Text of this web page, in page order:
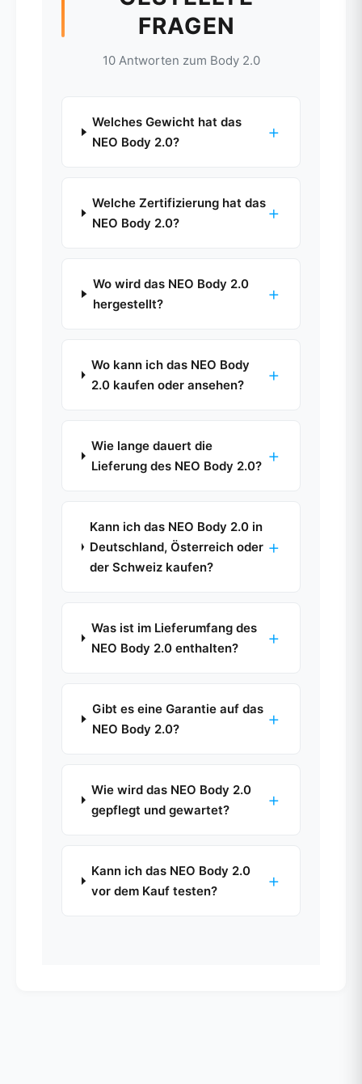
FRAGEN
10 Antworten zum Body 2.0
Welches Gewicht hat das
NEO Body 2.0?
+
Welche Zertifizierung hat das
NEO Body 2.0?
+
Wo wird das NEO Body 2.0
hergestellt?
+
Wo kann ich das NEO Body
2.0 kaufen oder ansehen?
+
Wie lange dauert die
Lieferung des NEO Body 2.0? +
Kann ich das NEO Body 2.0 in
Deutschland, Österreich oder
der Schweiz kaufen?
+
Was ist im Lieferumfang des
NEO Body 2.0 enthalten?
+
Gibt es eine Garantie auf das
NEO Body 2.0?
+
Wie wird das NEO Body 2.0
gepflegt und gewartet?
+
Kann ich das NEO Body 2.0
vor dem Kauf testen?
+